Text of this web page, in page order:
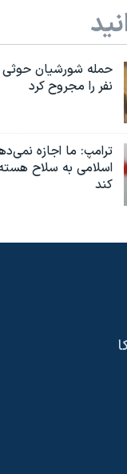
نفر را مجروح کرد
ترامپ: ما اجازه
اسلامی به سلاح
کند